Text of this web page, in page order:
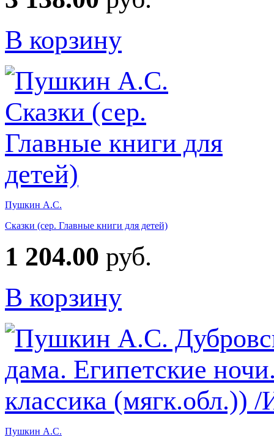
В корзину
Пушкин А.С.
Сказки (сер. Главные книги для детей)
1 204.00 руб.
В корзину
Пушкин А.С.